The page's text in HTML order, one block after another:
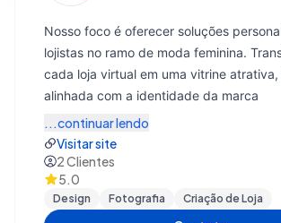
Nosso foco é oferecer soluções
lojistas no ramo de moda feminina.
cada loja virtual em uma vitrine
alinhada com a identidade da marca
...continuar lendo
Visitar site
2Clientes
5.0
Design Fotografia Criação de Loja